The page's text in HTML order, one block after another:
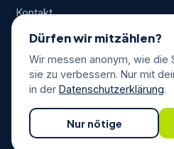
Kontakt
Impressum
Datenschutz
AGB
2026AEVO-Training.de
Dürfen wir mitzählen?
Wir messen anonym, wie die
sie zu verbessern. Nur mit
in der Datenschutzerklärung.
Nur nötige